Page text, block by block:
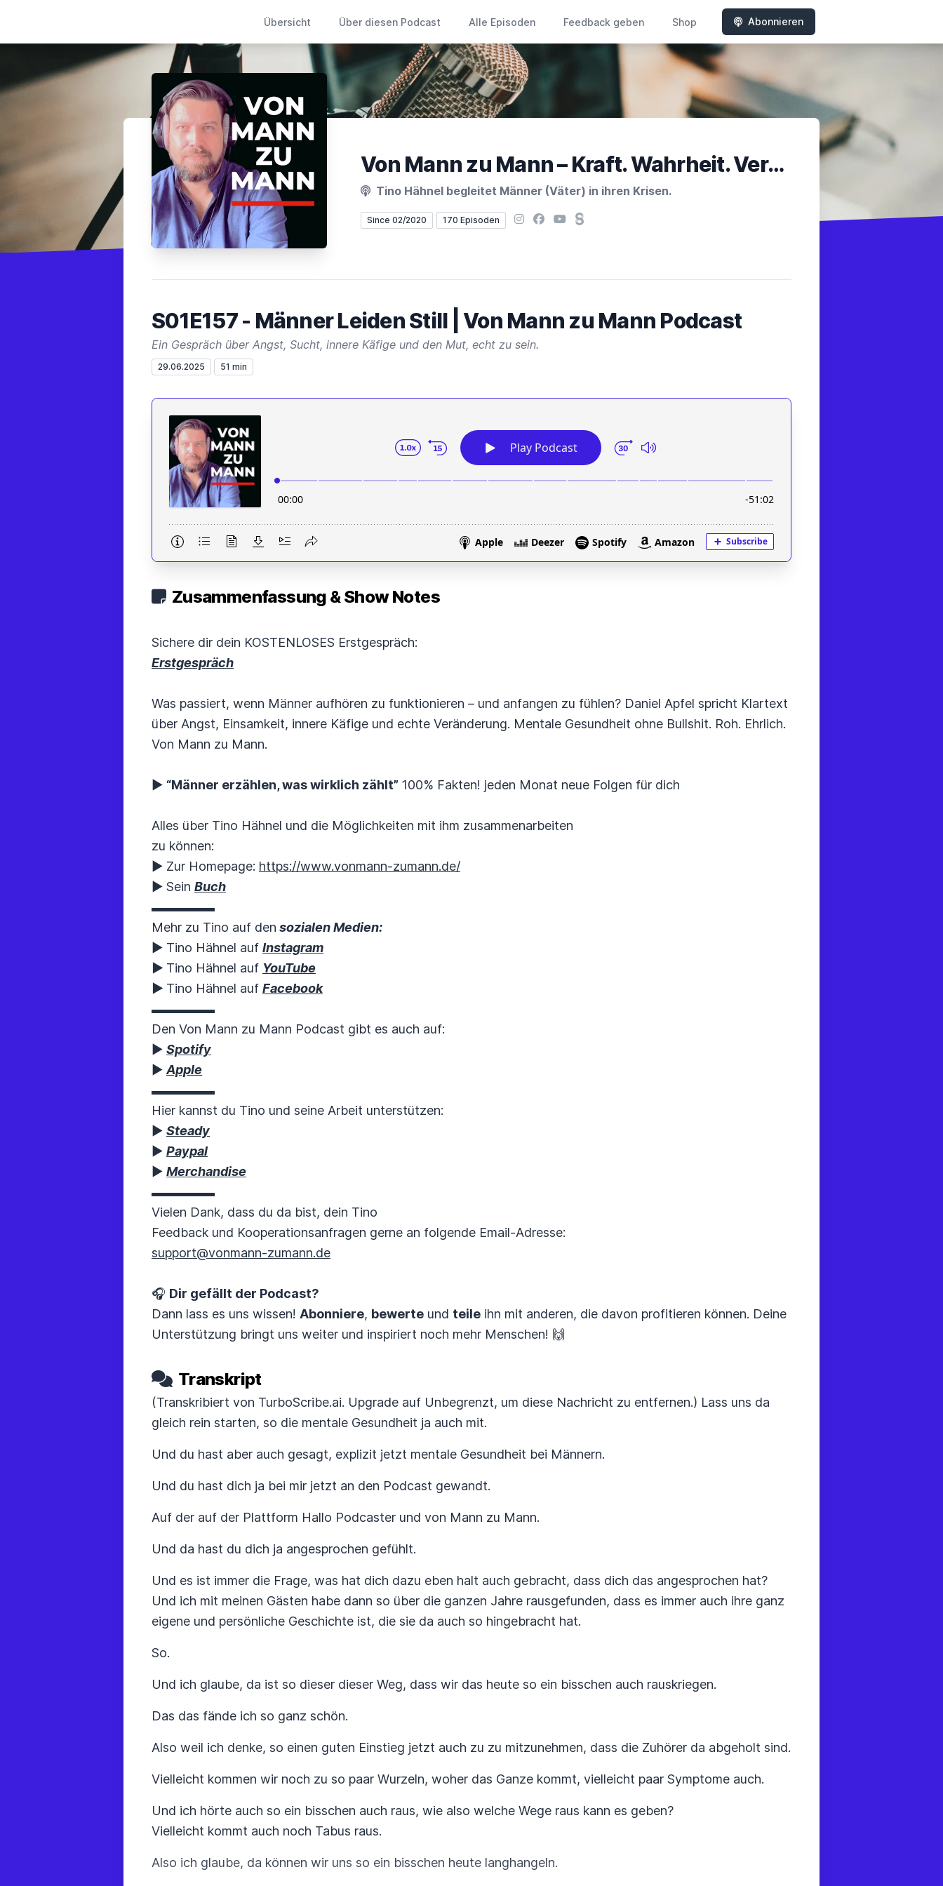
Übersicht Über diesen Podcast Alle Episoden Feedback geben Shop Abonnieren
Von Mann zu Mann – Kraft. Wahrheit. Verantwortung.
Tino Hähnel begleitet Männer (Väter) in ihren Krisen.
Since 02/2020 170 Episoden Instagram
Facebook
YouTubeSteady
S01E157 - Männer Leiden Still | Von Mann zu Mann Podcast
Ein Gespräch über Angst, Sucht, innere Käfige und den Mut, echt zu sein.
29.06.2025 51 min
Zusammenfassung & Show Notes
Sichere dir dein KOSTENLOSES Erstgespräch:
Erstgespräch
Was passiert, wenn Männer aufhören zu funktionieren – und anfangen zu fühlen? Daniel Apfel spricht Klartext
über Angst, Einsamkeit, innere Käfige und echte Veränderung. Mentale Gesundheit ohne Bullshit. Roh. Ehrlich.
Von Mann zu Mann.
▶︎ “Männer erzählen, was wirklich zählt” 100% Fakten! jeden Monat neue Folgen für dich
Alles über Tino Hähnel und die Möglichkeiten mit ihm zusammenarbeiten
zu können:
▶︎ Zur Homepage: https://www.vonmann-zumann.de/
▶︎ Sein Buch
▬▬▬▬▬
Mehr zu Tino auf den sozialen Medien:
▶︎ Tino Hähnel auf Instagram
▶︎ Tino Hähnel auf YouTube
▶︎ Tino Hähnel auf Facebook
▬▬▬▬▬
Den Von Mann zu Mann Podcast gibt es auch auf:
▶︎ Spotify
▶︎ Apple
▬▬▬▬▬
Hier kannst du Tino und seine Arbeit unterstützen:
▶︎ Steady
▶︎ Paypal
▶︎ Merchandise
▬▬▬▬▬
Vielen Dank, dass du da bist, dein Tino
Feedback und Kooperationsanfragen gerne an folgende Email-Adresse:
support@vonmann-zumann.de
🎧 Dir gefällt der Podcast?
Dann lass es uns wissen! Abonniere, bewerte und teile ihn mit anderen, die davon profitieren können. Deine
Unterstützung bringt uns weiter und inspiriert noch mehr Menschen! 🙌
Transkript
(Transkribiert von TurboScribe.ai. Upgrade auf Unbegrenzt, um diese Nachricht zu entfernen.) Lass uns da
gleich rein starten, so die mentale Gesundheit ja auch mit.
Und du hast aber auch gesagt, explizit jetzt mentale Gesundheit bei Männern.
Und du hast dich ja bei mir jetzt an den Podcast gewandt.
Auf der auf der Plattform Hallo Podcaster und von Mann zu Mann.
Und da hast du dich ja angesprochen gefühlt.
Und es ist immer die Frage, was hat dich dazu eben halt auch gebracht, dass dich das angesprochen hat?
Und ich mit meinen Gästen habe dann so über die ganzen Jahre rausgefunden, dass es immer auch ihre ganz
eigene und persönliche Geschichte ist, die sie da auch so hingebracht hat.
So.
Und ich glaube, da ist so dieser dieser Weg, dass wir das heute so ein bisschen auch rauskriegen.
Das das fände ich so ganz schön.
Also weil ich denke, so einen guten Einstieg jetzt auch zu zu mitzunehmen, dass die Zuhörer da abgeholt sind.
Vielleicht kommen wir noch zu so paar Wurzeln, woher das Ganze kommt, vielleicht paar Symptome auch.
Und ich hörte auch so ein bisschen auch raus, wie also welche Wege raus kann es geben?
Vielleicht kommt auch noch Tabus raus.
Also ich glaube, da können wir uns so ein bisschen heute langhangeln.